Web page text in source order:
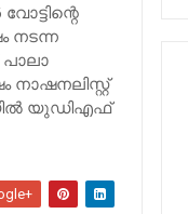
നടന്ന
നാഷനലിസ്റ്റ്
യുഡിഎഫ്